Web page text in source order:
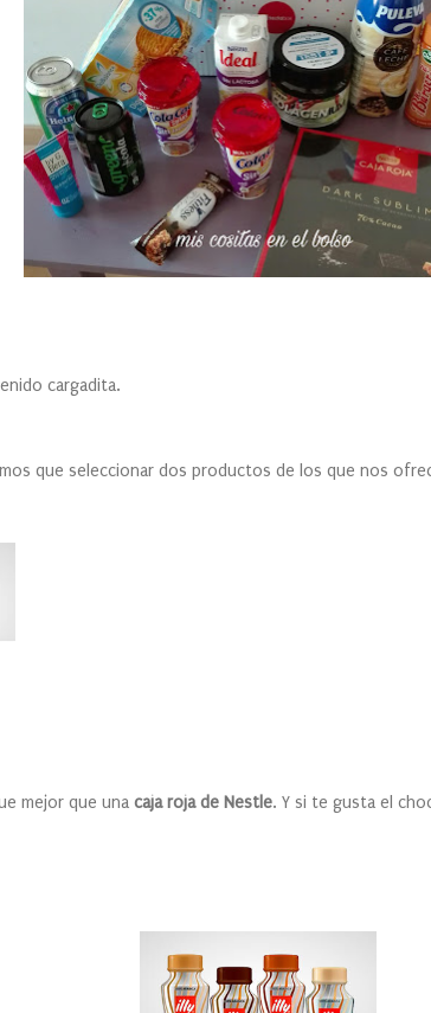
cargadita.
que seleccionar dos productos de los que nos
mejor que una caja roja de Nestle. Y si te gusta el